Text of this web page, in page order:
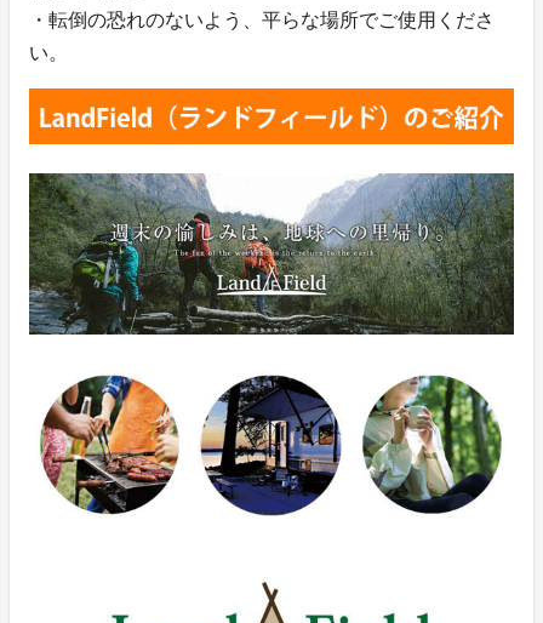
・転倒の恐れのないよう、平らな場所でご使用くださ
い。